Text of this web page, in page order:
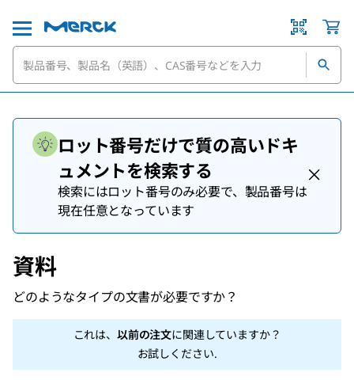
ロット番号だけで質の高いドキ
ュメントを検索する
検索にはロット番号のみ必要で、製品番号は
現在任意となっています
資料
どのようなタイプの文書が必要ですか？
これは、 以前の注文に関連していますか？
お試しください.